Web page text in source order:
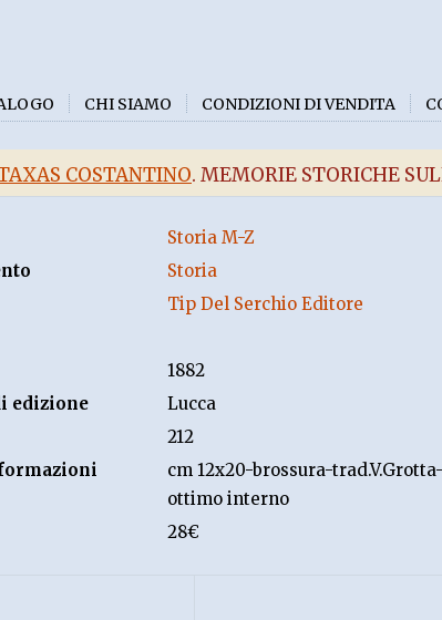
CHI SIAMO CONDIZIONI DI VENDITA
COSTANTINO. MEMORIE STORICHE
Storia M-Z
Storia
Tip Del Serchio Editore
1882
edizione
Lucca
212
cm 12x20-brossura-
ottimo interno
28€